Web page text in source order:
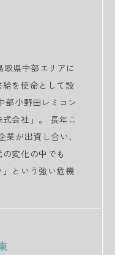
取県中部エリアに
を使命として設
部小野田レミコン
会社」。 長年こ
が出資し合い、
変化の中でも
」という強い危機